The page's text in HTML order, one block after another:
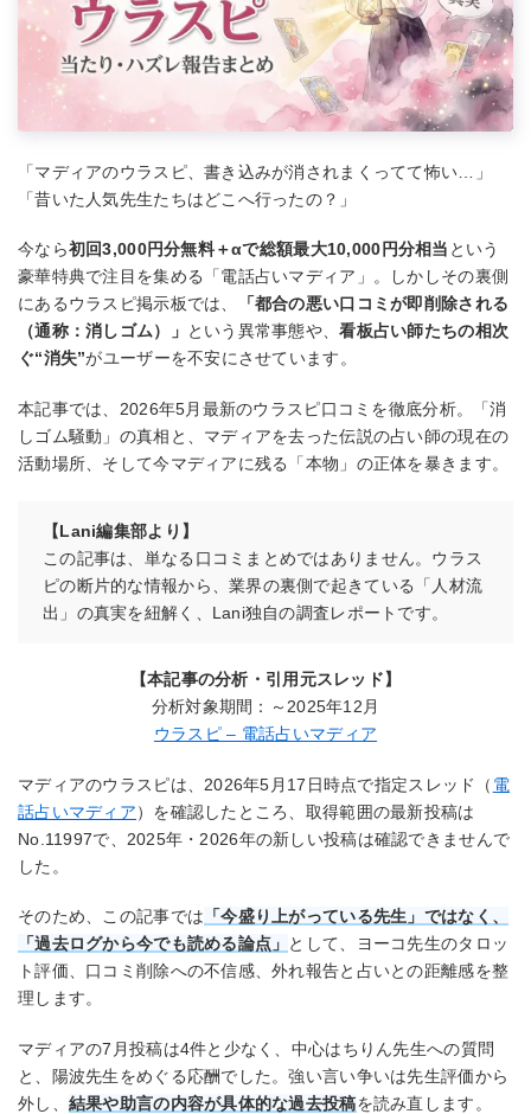
「マディアのウラスピ、書き込みが消されまくってて怖い…」
「昔いた人気先生たちはどこへ行ったの？」
今なら初回3,000円分無料＋αで総額最大10,000円分相当 という
豪華特典で注目を集める「電話占いマディア」。しかしその裏側
にあるウラスピ掲示板では、
「都合の悪い口コミが即削除される
（通称：消しゴム）」 という異常事態や、看板占い師たちの相次
ぐ“消失”がユーザーを不安にさせています。
本記事では、2026年5月最新のウラスピ口コミを徹底分析。「消
しゴム騒動」の真相と、マディアを去った伝説の占い師の現在の
活動場所、そして今マディアに残る「本物」の正体を暴きます。
【Lani編集部より】
この記事は、単なる口コミまとめではありません。ウラス
ピの断片的な情報から、業界の裏側で起きている「人材流
出」の真実を紐解く、Lani独自の調査レポートです。
【本記事の分析・引用元スレッド】
分析対象期間：～2025年12月
ウラスピ – 電話占いマディア
マディアのウラスピは、2026年5月17日時点で指定スレッド（ 電
話占いマディア）を確認したところ、取得範囲の最新投稿は
No.11997で、2025年・2026年の新しい投稿は確認できませんで
した。
そのため、この記事では 「今盛り上がっている先生」ではなく、
「過去ログから今でも読める論点」 として、ヨーコ先生のタロッ
ト評価、口コミ削除への不信感、外れ報告と占いとの距離感を整
理します。
マディアの7月投稿は4件と少なく、中心はちりん先生への質問
と、陽波先生をめぐる応酬でした。強い言い争いは先生評価から
外し、 結果や助言の内容が具体的な過去投稿を読み直します。